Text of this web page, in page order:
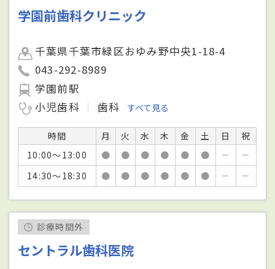
学園前歯科クリニック
千葉県千葉市緑区おゆみ野中央1-18-4
043-292-8989
学園前駅
小児歯科
歯科 すべて見る
時間 月 火 水 木 金 土 日
祝
10:00～13:00
● ● ● ● ● ● －
－
14:30～18:30
● ● ● ● ● ● － －
診療時間外
セントラル歯科医院